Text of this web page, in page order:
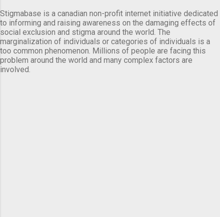
Stigmabase is a canadian non-profit internet initiative dedicated
to informing and raising awareness on the damaging effects of
social exclusion and stigma around the world. The
marginalization of individuals or categories of individuals is a
too common phenomenon. Millions of people are facing this
problem around the world and many complex factors are
involved.